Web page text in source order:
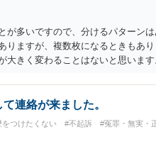
が多いですので、分けるパターン
りますが、複数枚になるときもあ
大きく変わることはないと思いま
連絡が来ました。
つけたくない #不起訴 #冤罪・無実・